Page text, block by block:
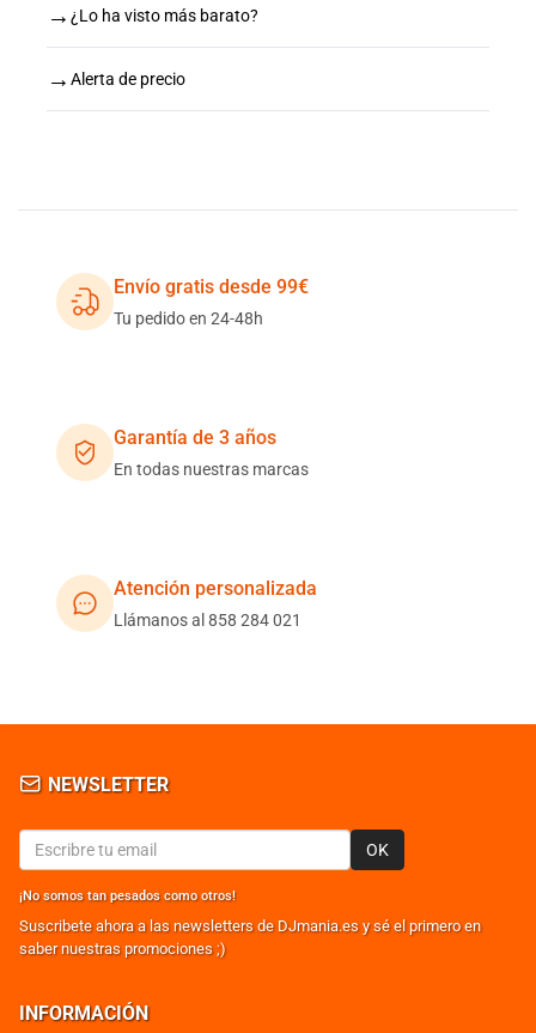
→ ¿Lo ha visto más barato?
→ Alerta de precio
Envío gratis desde 99€
Tu pedido en 24-48h
Garantía de 3 años
En todas nuestras marcas
Atención personalizada
Llámanos al 858 284 021
NEWSLETTER
OK
¡No somos tan pesados como otros!
Suscribete ahora a las newsletters de DJmania.es y sé el primero en
saber nuestras promociones ;)
INFORMACIÓN